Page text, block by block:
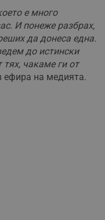
е много
И понеже разбрах,
да донеса една.
до истински
чакаме ги от
ефира на медията.